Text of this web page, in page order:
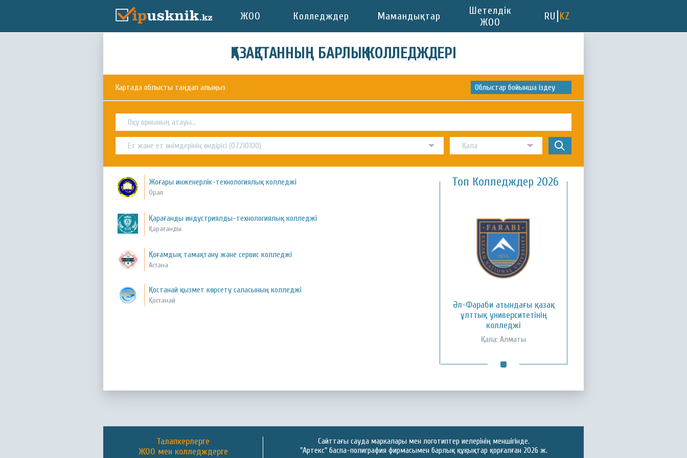
ЖОО Колледждер Мамандықтар
Шетелдік
ЖОО
RU KZ
ҚАЗАҚСТАННЫҢ БАРЛЫҚ КОЛЛЕДЖДЕРІ
Картада облысты таңдап алыңыз Облыстар бойынша іздеу
Жоғары инженерлік-технологиялық колледжі
Орал
Қарағанды индустриялды-технологиялық колледжі
Қарағанды
Қоғамдық тамақтану және сервис колледжі
Астана
Қостанай қызмет көрсету саласының колледжі
Қостанай
Топ Колледждер 2026
Әл-Фараби атындағы қазақ
ұлттық университетінің
колледжі
Қала: Алматы
Талапкерлерге
ЖОО мен колледждерге
Сайттағы сауда маркалары мен логотиптер иелерінің меншігінде.
"Артекс" баспа-полиграфия фирмасымен барлық құқықтар қорғалған 2026 ж.